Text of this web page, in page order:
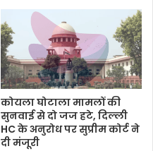
कोयला घोटाला मामलों की
सुनवाई से दो जज हटे, दिल्ली
HC के अनुरोध पर सुप्रीम कोर्ट ने
दी मंजूरी